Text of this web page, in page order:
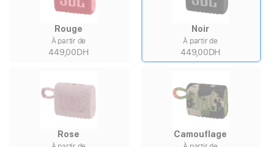
Rouge
À partir de
449,00DH
Noir
À partir de
449,00DH
Rose Camouflage